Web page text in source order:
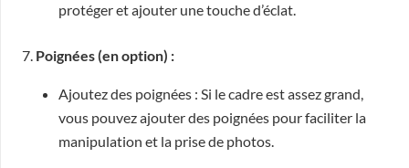
protéger et ajouter une touche d’éclat.
7. Poignées (en option) :
Ajoutez des poignées : Si le cadre est assez grand,
vous pouvez ajouter des poignées pour faciliter la
manipulation et la prise de photos.